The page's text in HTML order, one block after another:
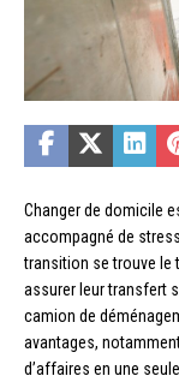
Changer de domicile
accompagné de
transition se trouve le
assurer leur transfert
camion de
avantages,
d’affaires en une